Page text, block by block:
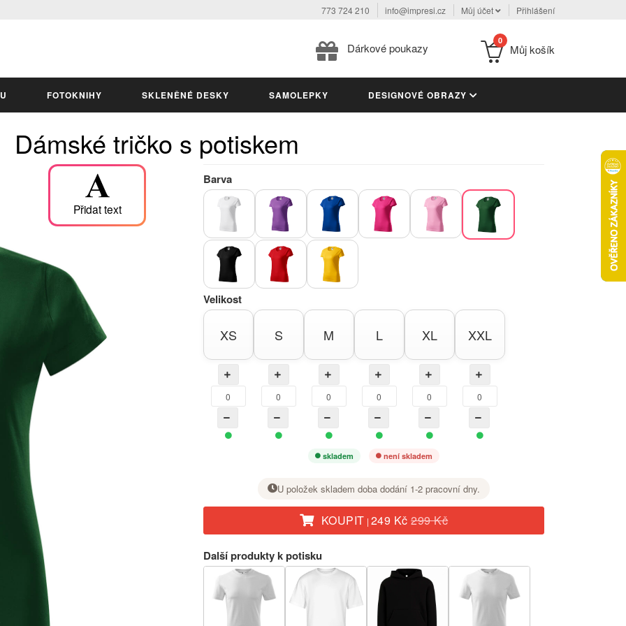
773 724 210 info@impresi.cz Můj účet Přihlášení
Dárkové poukazy
0
Můj košík
FOTOKNIHY SKLENĚNÉ DESKY SAMOLEPKY DESIGNOVÉ OBRAZY
Dámské tričko s potiskem
Přidat text
Barva
Velikost
XS S M L XL XXL
skladem není skladem
U položek skladem doba dodání 1-2 pracovní dny.
KOUPIT | 249 Kč299 Kč
Další produkty k potisku